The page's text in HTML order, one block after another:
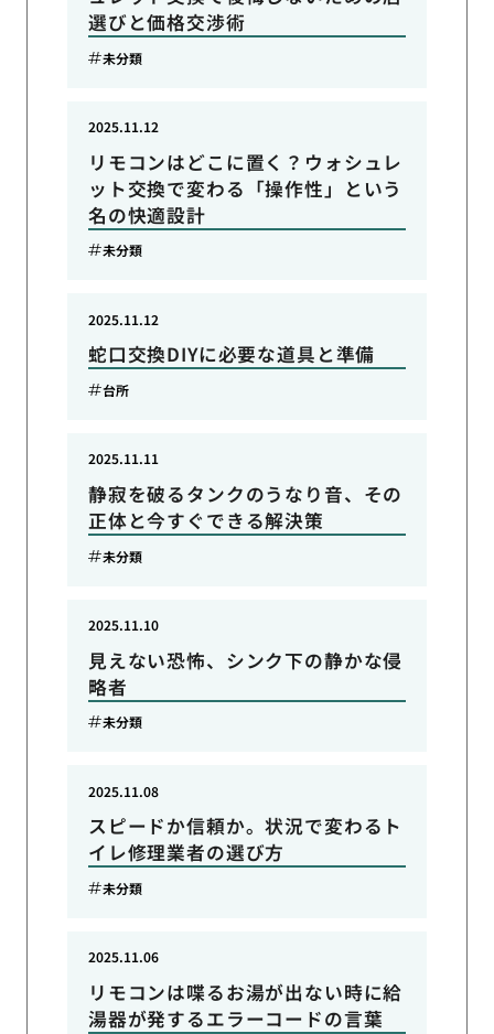
選びと価格交渉術
未分類
リモコンはどこに置く？ウォシュレ
ット交換で変わる「操作性」という
名の快適設計
2025.11.12
未分類
蛇口交換DIYに必要な道具と準備
2025.11.12
台所
静寂を破るタンクのうなり音、その
正体と今すぐできる解決策
2025.11.11
未分類
見えない恐怖、シンク下の静かな侵
略者
2025.11.10
未分類
スピードか信頼か。状況で変わるト
イレ修理業者の選び方
2025.11.08
未分類
リモコンは喋るお湯が出ない時に給
湯器が発するエラーコードの言葉
2025.11.06